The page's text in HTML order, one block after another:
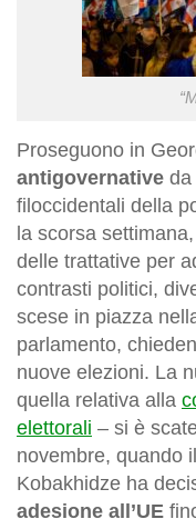
Proseguono in
antigovernative da
filoccidentali della
la scorsa
delle trattative per
contrasti politici,
scese in piazza
parlamento,
nuove elezioni. La
quella relativa alla
elettorali – si è
novembre, quando
Kobakhidze ha
adesione all’UE